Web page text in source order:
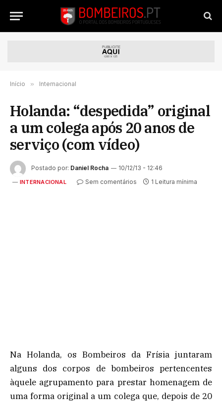
Início » Internacional
Holanda: “despedida” original
a um colega após 20 anos de
serviço (com vídeo)
Postado por: Daniel Rocha 10/12/13 - 12:46
INTERNACIONAL Sem comentários 1 Leitura mínima
Na Holanda, os Bombeiros da Frísia juntaram
alguns dos corpos de bombeiros pertencentes
àquele agrupamento para prestar homenagem de
uma forma original a um colega que, depois de 20